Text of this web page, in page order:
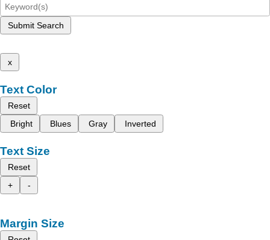
Submit Search
x
Text Color
Reset
Bright
Blues Gray Inverted
Text Size
Reset
+
-
Margin Size